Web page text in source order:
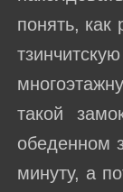
понять, как
такой
обеденном
минуту, а